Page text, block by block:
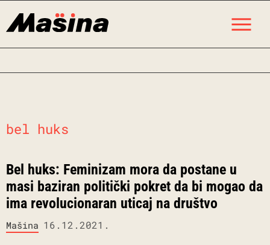
bel huks
Bel huks: Feminizam mora da postane u
masi baziran politički pokret da bi mogao da
ima revolucionaran uticaj na društvo
Mašina 16.12.2021.